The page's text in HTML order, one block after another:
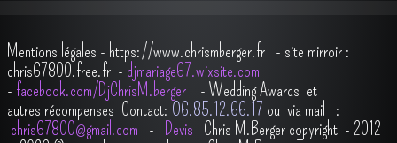
Mentions légales - https://www.chrismberger.fr - site mirroir :
chris67800.free.fr - djmariage67.wixsite.com
- facebook.com/DjChrisM.berger - Wedding Awards et
autres récompenses Contact: O6.85.12.66.17 ou via mail :
chris67800@gmail.com - Devis Chris M.Berger copyright - 2012